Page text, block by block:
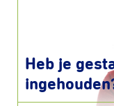
Heb je